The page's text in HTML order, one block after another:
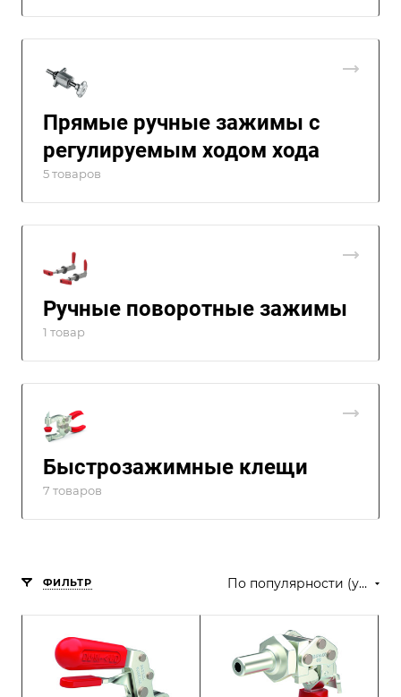
Прямые ручные зажимы с
регулируемым ходом хода
5 товаров
Ручные поворотные зажимы
1 товар
Быстрозажимные клещи
7 товаров
ФИЛЬТР По популярности (убывание)